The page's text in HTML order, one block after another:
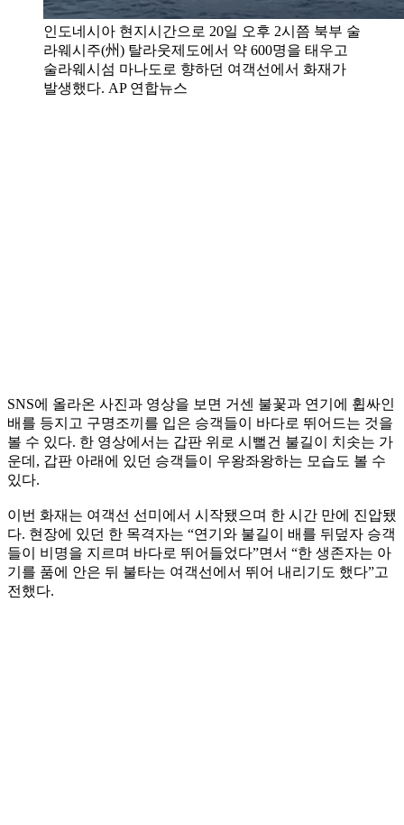
인도네시아 현지시간으로 20일 오후 2시쯤 북부 술
라웨시주(州) 탈라웃제도에서 약 600명을 태우고
술라웨시섬 마나도로 향하던 여객선에서 화재가
발생했다. AP 연합뉴스
SNS에 올라온 사진과 영상을 보면 거센 불꽃과 연기에 휩싸인
배를 등지고 구명조끼를 입은 승객들이 바다로 뛰어드는 것을
볼 수 있다. 한 영상에서는 갑판 위로 시뻘건 불길이 치솟는 가
운데, 갑판 아래에 있던 승객들이 우왕좌왕하는 모습도 볼 수
있다.
이번 화재는 여객선 선미에서 시작됐으며 한 시간 만에 진압됐
다. 현장에 있던 한 목격자는 “연기와 불길이 배를 뒤덮자 승객
들이 비명을 지르며 바다로 뛰어들었다”면서 “한 생존자는 아
기를 품에 안은 뒤 불타는 여객선에서 뛰어 내리기도 했다”고
전했다.